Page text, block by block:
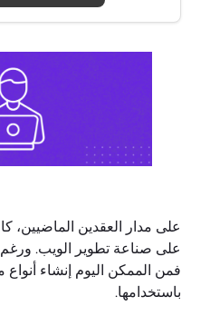
على صناعة تطوير الويب.
فمن الممكن اليوم إنشاء
باستخدامها.